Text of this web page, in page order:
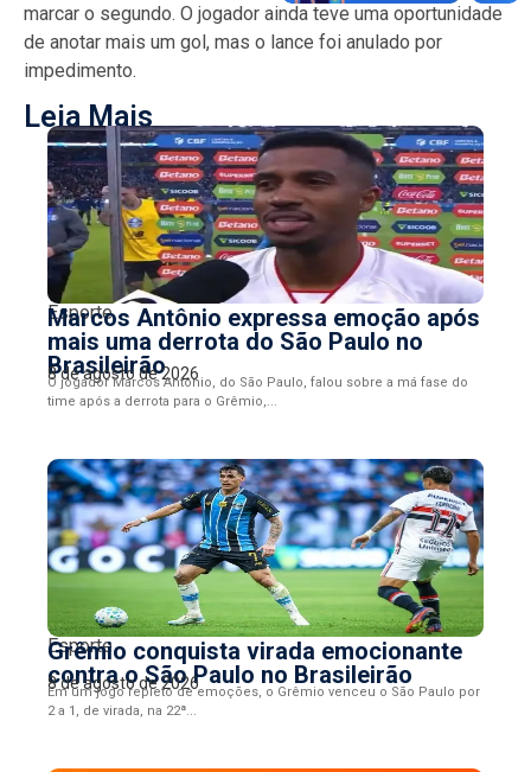
marcar o segundo. O jogador ainda teve uma oportunidade
de anotar mais um gol, mas o lance foi anulado por
impedimento.
Leia Mais
Esporte
Marcos Antônio expressa emoção após
mais uma derrota do São Paulo no
Brasileirão
8 de agosto de 2026
O jogador Marcos Antônio, do São Paulo, falou sobre a má fase do
time após a derrota para o Grêmio,...
Esporte
Grêmio conquista virada emocionante
contra o São Paulo no Brasileirão
8 de agosto de 2026
Em um jogo repleto de emoções, o Grêmio venceu o São Paulo por
2 a 1, de virada, na 22ª...